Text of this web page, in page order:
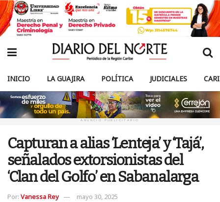
INICIO LA GUAJIRA POLÍTICA JUDICIALES
ANUNCIO PUBLICITARIO
Capturan a alias ‘Lenteja’ y ‘Tajá’,
señalados extorsionistas del
‘Clan del Golfo’ en Sabanalarga
Por: Vanessa Rey mayo 30, 2025